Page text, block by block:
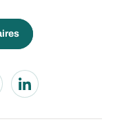
window
in a new window
Opens in a new